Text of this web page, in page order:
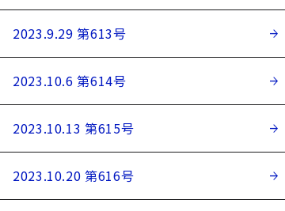
2023.9.29 第613号
2023.10.6 第614号
2023.10.13 第615号
2023.10.20 第616号